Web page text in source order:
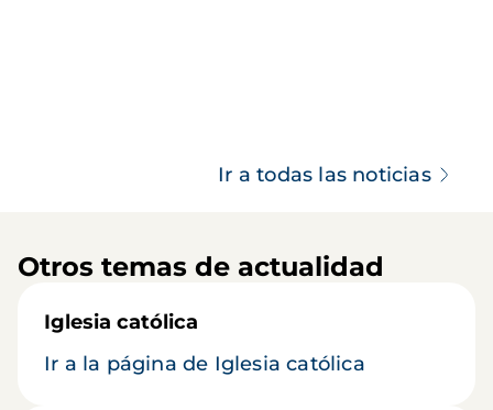
Ir a todas las noticias
Otros temas de actualidad
Iglesia católica
Ir a la página de Iglesia católica